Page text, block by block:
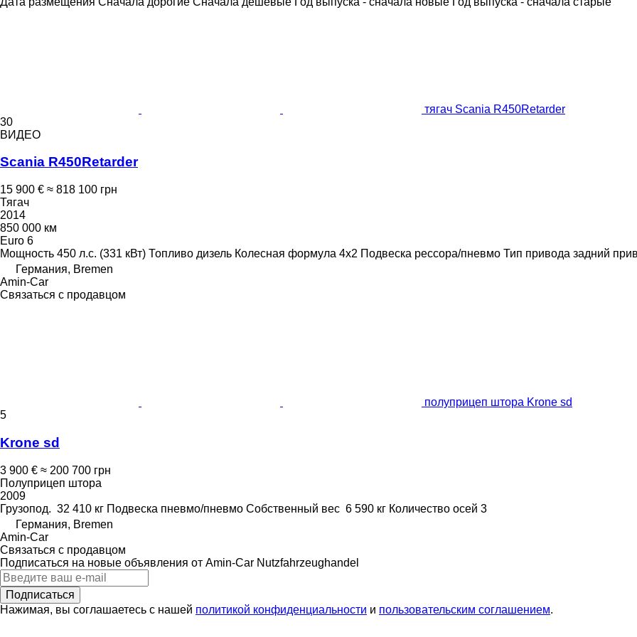
тягач Scania R450Retarder
30
ВИДЕО
Scania R450Retarder
15 900 € ≈ 818 100 грн
Тягач
2014
850 000 км
Euro 6
Мощность 450 л.с. (331 кВт) Топливо дизель Колесная формула 4x2 Подвеска рессора/пневмо Тип привода задний
Германия, Bremen
Amin-Car
Связаться с продавцом
полуприцеп штора Krone sd
5
Krone sd
3 900 € ≈ 200 700 грн
Полуприцеп штора
2009
Грузопод. 32 410 кг Подвеска пневмо/пневмо Собственный вес 6 590 кг Количество осей 3
Германия, Bremen
Amin-Car
Связаться с продавцом
Подписаться на новые объявления от Amin-Car Nutzfahrzeughandel
Подписаться
Нажимая, вы соглашаетесь с нашей политикой конфиденциальности и пользовательским соглашением.